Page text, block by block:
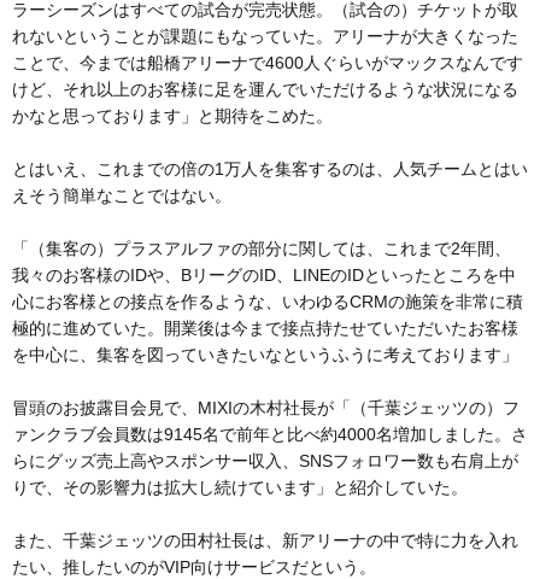
ラーシーズンはすべての試合が完売状態。（試合の）チケットが取
れないということが課題にもなっていた。アリーナが大きくなった
ことで、今までは船橋アリーナで4600人ぐらいがマックスなんです
けど、それ以上のお客様に足を運んでいただけるような状況になる
かなと思っております」と期待をこめた。
とはいえ、これまでの倍の1万人を集客するのは、人気チームとはい
えそう簡単なことではない。
「（集客の）プラスアルファの部分に関しては、これまで2年間、
我々のお客様のIDや、BリーグのID、LINEのIDといったところを中
心にお客様との接点を作るような、いわゆるCRMの施策を非常に積
極的に進めていた。開業後は今まで接点持たせていただいたお客様
を中心に、集客を図っていきたいなというふうに考えております」
冒頭のお披露目会見で、MIXIの木村社長が「（千葉ジェッツの）フ
ァンクラブ会員数は9145名で前年と比べ約4000名増加しました。さ
らにグッズ売上高やスポンサー収入、SNSフォロワー数も右肩上が
りで、その影響力は拡大し続けています」と紹介していた。
また、千葉ジェッツの田村社長は、新アリーナの中で特に力を入れ
たい、推したいのがVIP向けサービスだという。